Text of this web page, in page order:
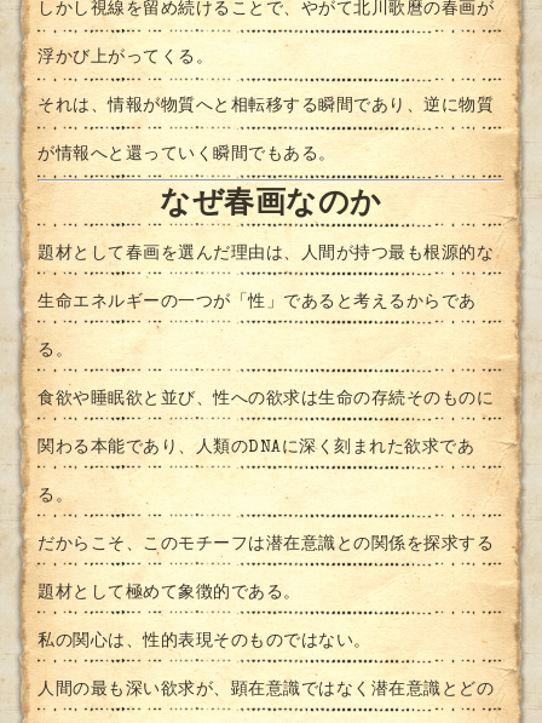
しかし視線を留め続けることで、やがて北川歌麿の春画が
浮かび上がってくる。
それは、情報が物質へと相転移する瞬間であり、逆に物質
が情報へと還っていく瞬間でもある。
なぜ春画なのか
題材として春画を選んだ理由は、人間が持つ最も根源的な
生命エネルギーの一つが「性」であると考えるからであ
る。
食欲や睡眠欲と並び、性への欲求は生命の存続そのものに
関わる本能であり、人類のDNAに深く刻まれた欲求であ
る。
だからこそ、このモチーフは潜在意識との関係を探求する
題材として極めて象徴的である。
私の関心は、性的表現そのものではない。
人間の最も深い欲求が、顕在意識ではなく潜在意識とどの